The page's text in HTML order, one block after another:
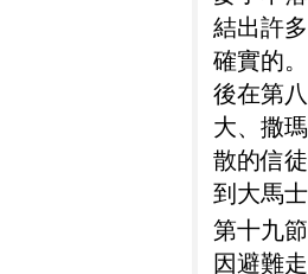
結出許
確實的
後在第
大、撒
散的信
到大馬
第十九
因避難